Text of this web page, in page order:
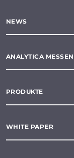
NEWS
ANALYTICA MESSEN
PRODUKTE
WHITE PAPER